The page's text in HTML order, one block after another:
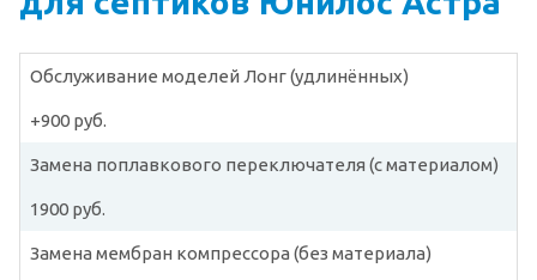
Обслуживание моделей Лонг (удлинённых)
+900 руб.
Замена поплавкового переключателя (с материалом)
1900 руб.
Замена мембран компрессора (без материала)